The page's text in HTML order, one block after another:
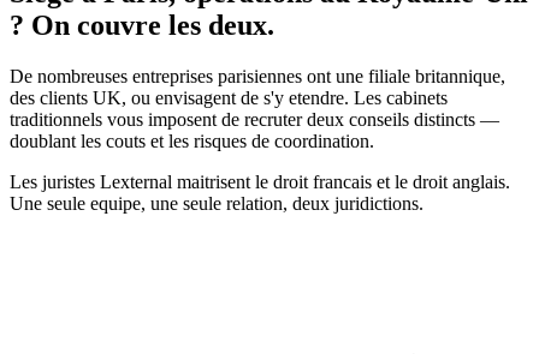
? On couvre les deux.
De nombreuses entreprises parisiennes ont une filiale britannique,
des clients UK, ou envisagent de s'y etendre. Les cabinets
traditionnels vous imposent de recruter deux conseils distincts —
doublant les couts et les risques de coordination.
Les juristes Lexternal maitrisent le droit francais et le droit anglais.
Une seule equipe, une seule relation, deux juridictions.